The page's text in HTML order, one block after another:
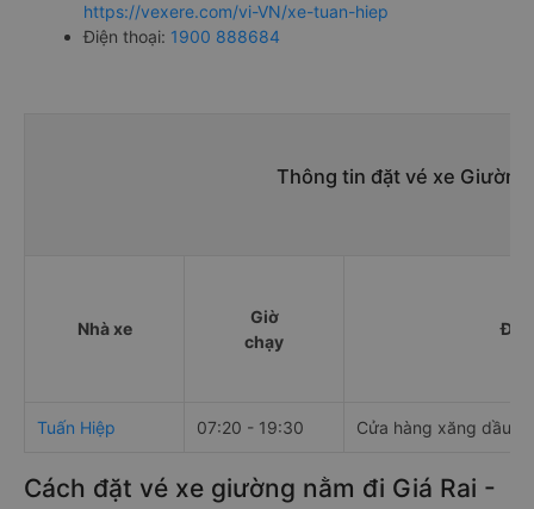
https://vexere.com/vi-VN/xe-tuan-hiep
Điện thoại: 1900 888684
Thông tin đặt vé xe Giường
Nhà xe
Giờ
chạy
Tuấn Hiệp 07:20 - 19:30 Cửa hàng xăng dầu
Cách đặt vé xe giường nằm đi Giá Rai -